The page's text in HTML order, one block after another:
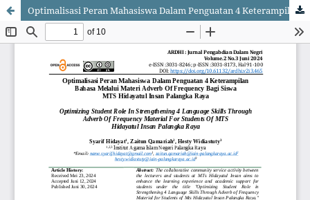
Optimalisasi Peran Mahasiswa Dalam Penguatan 4 Keterampilan Bahasa Melalui Materi Adverb Of Frequency Bagi Siswa MTS Hidayatul Insan Palangka Raya